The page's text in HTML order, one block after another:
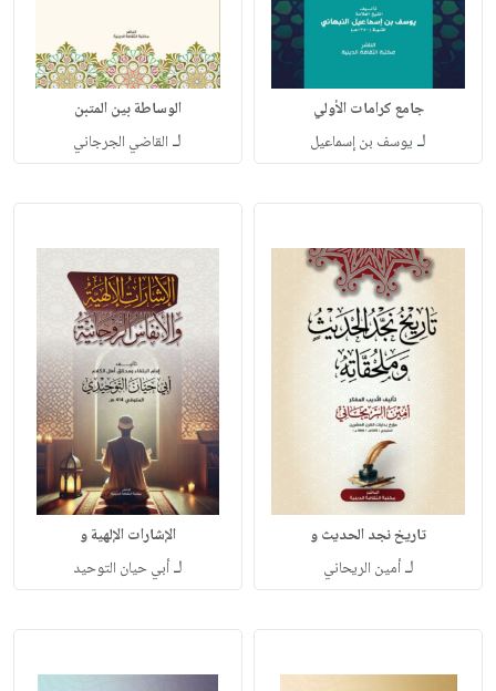
جامع كرامات الأولي
لـ يوسف بن إسماعيل
الوساطة بين المتبن
لـ القاضي الجرجاني
تاريخ نجد الحديث و
لـأمين الريحاني
الإشارات الإلهية و
لـأبي حيان التوحيد